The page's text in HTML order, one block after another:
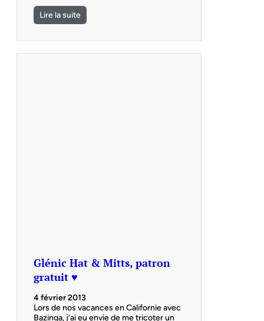
Lire la suite
Glénic Hat & Mitts, patron
gratuit ♥
4 février 2013
Lors de nos vacances en Californie avec
Bazinga, j’ai eu envie de me tricoter un